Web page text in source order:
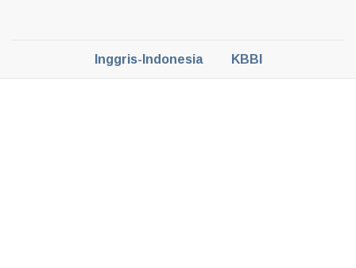
Inggris-Indonesia KBBI